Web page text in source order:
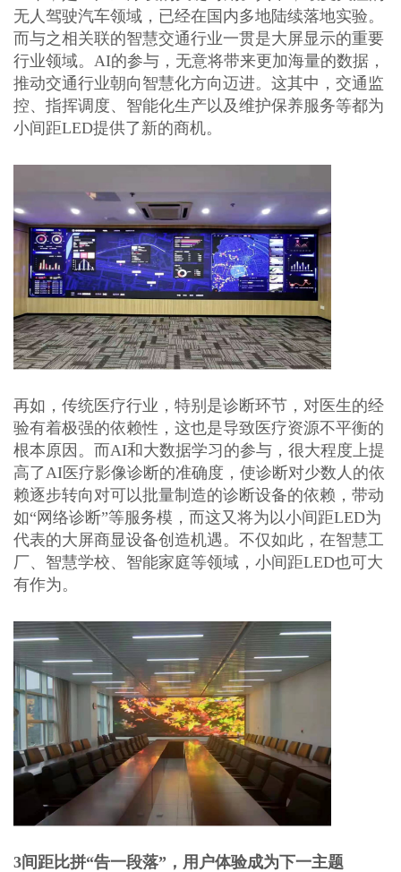
无人驾驶汽车领域，已经在国内多地陆续落地实验。
而与之相关联的智慧交通行业一贯是大屏显示的重要
行业领域。AI的参与，无意将带来更加海量的数据，
推动交通行业朝向智慧化方向迈进。这其中，交通监
控、指挥调度、智能化生产以及维护保养服务等都为
小间距LED提供了新的商机。
再如，传统医疗行业，特别是诊断环节，对医生的经
验有着极强的依赖性，这也是导致医疗资源不平衡的
根本原因。而AI和大数据学习的参与，很大程度上提
高了AI医疗影像诊断的准确度，使诊断对少数人的依
赖逐步转向对可以批量制造的诊断设备的依赖，带动
如“网络诊断”等服务模，而这又将为以小间距LED为
代表的大屏商显设备创造机遇。不仅如此，在智慧工
厂、智慧学校、智能家庭等领域，小间距LED也可大
有作为。
3间距比拼“告一段落”，用户体验成为下一主题